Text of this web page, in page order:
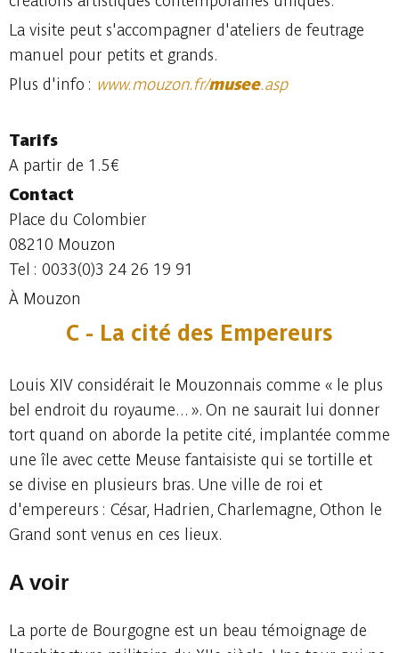
La visite peut s'accompagner d'ateliers de feutrage
manuel pour petits et grands.
Plus d'info : www.mouzon.fr/musee.asp
Tarifs
A partir de 1.5€
Contact
Place du Colombier
08210 Mouzon
Tel : 0033(0)3 24 26 19 91
À Mouzon
C - La cité des Empereurs
Louis XIV considérait le Mouzonnais comme « le plus
bel endroit du royaume... ». On ne saurait lui donner
tort quand on aborde la petite cité, implantée comme
une île avec cette Meuse fantaisiste qui se tortille et
se divise en plusieurs bras. Une ville de roi et
d'empereurs : César, Hadrien, Charlemagne, Othon le
Grand sont venus en ces lieux.
A voir
La porte de Bourgogne est un beau témoignage de